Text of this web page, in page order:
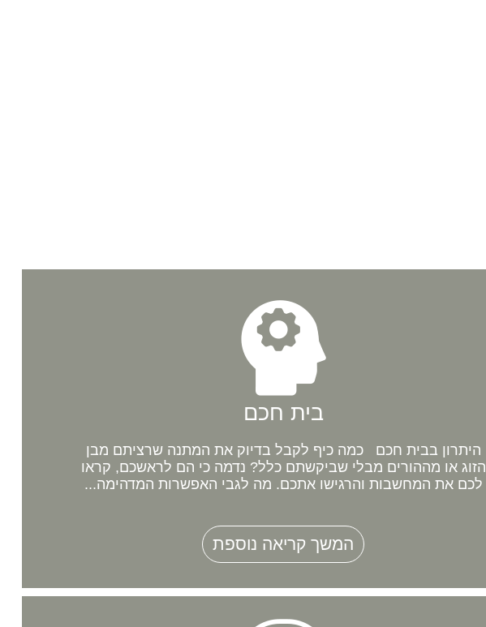
בית חכם
היתרון בבית חכם כמה כיף לקבל בדיוק את המתנה שרציתם מבן
הזוג או מההורים מבלי שביקשתם כלל? נדמה כי הם לראשכם, קראו
לכם את המחשבות והרגישו אתכם. מה לגבי האפשרות המדהימה...
המשך קריאה נוספת